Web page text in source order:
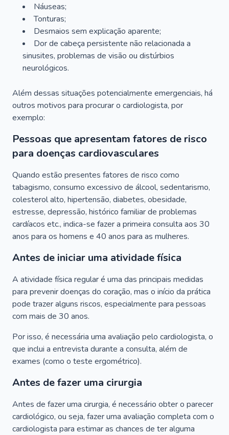
Náuseas;
Tonturas;
Desmaios sem explicação aparente;
Dor de cabeça persistente não relacionada a
sinusites, problemas de visão ou distúrbios
neurológicos.
Além dessas situações potencialmente emergenciais, há
outros motivos para procurar o cardiologista, por
exemplo:
Pessoas que apresentam fatores de risco
para doenças cardiovasculares
Quando estão presentes fatores de risco como
tabagismo, consumo excessivo de álcool, sedentarismo,
colesterol alto, hipertensão, diabetes, obesidade,
estresse, depressão, histórico familiar de problemas
cardíacos etc., indica-se fazer a primeira consulta aos 30
anos para os homens e 40 anos para as mulheres.
Antes de iniciar uma atividade física
A atividade física regular é uma das principais medidas
para prevenir doenças do coração, mas o início da prática
pode trazer alguns riscos, especialmente para pessoas
com mais de 30 anos.
Por isso, é necessária uma avaliação pelo cardiologista, o
que inclui a entrevista durante a consulta, além de
exames (como o teste ergométrico).
Antes de fazer uma cirurgia
Antes de fazer uma cirurgia, é necessário obter o parecer
cardiológico, ou seja, fazer uma avaliação completa com o
cardiologista para estimar as chances de ter alguma